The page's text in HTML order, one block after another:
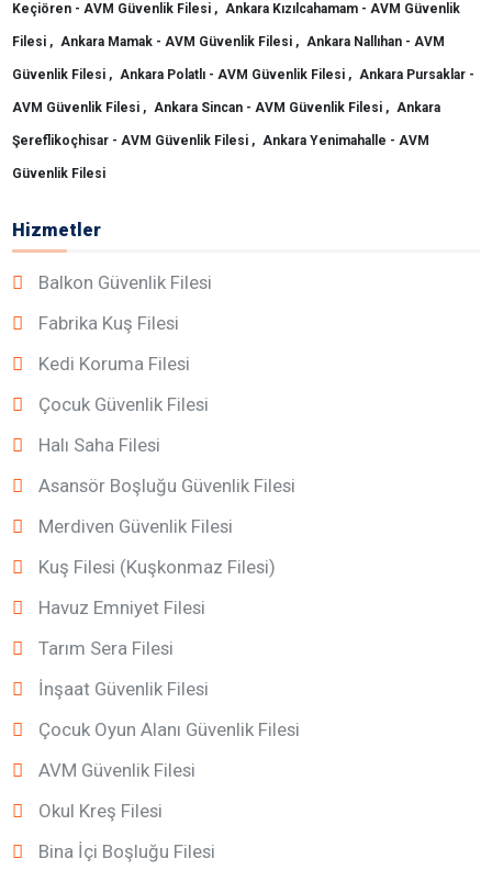
Keçiören - AVM Güvenlik Filesi , Ankara Kızılcahamam - AVM Güvenlik
Filesi , Ankara Mamak - AVM Güvenlik Filesi , Ankara Nallıhan - AVM
Güvenlik Filesi , Ankara Polatlı - AVM Güvenlik Filesi , Ankara Pursaklar -
AVM Güvenlik Filesi , Ankara Sincan - AVM Güvenlik Filesi , Ankara
Şereflikoçhisar - AVM Güvenlik Filesi , Ankara Yenimahalle - AVM
Güvenlik Filesi
Hizmetler
Balkon Güvenlik Filesi
Fabrika Kuş Filesi
Kedi Koruma Filesi
Çocuk Güvenlik Filesi
Halı Saha Filesi
Asansör Boşluğu Güvenlik Filesi
Merdiven Güvenlik Filesi
Kuş Filesi (Kuşkonmaz Filesi)
Havuz Emniyet Filesi
Tarım Sera Filesi
İnşaat Güvenlik Filesi
Çocuk Oyun Alanı Güvenlik Filesi
AVM Güvenlik Filesi
Okul Kreş Filesi
Bina İçi Boşluğu Filesi